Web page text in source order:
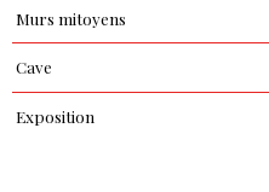
Murs mitoyens
Cave
Exposition